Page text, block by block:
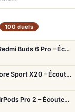
100 duels
Xiaomi Redmi Buds 6 Pro – Écouteurs ANC confortables au rapport qualité-prix solide
Soundcore Sport X20 – Écouteurs Sport IP68 ANC Fit Sécurisé Ultime
Apple AirPods Pro 2 – Écouteurs True Wireless ANC USB-C Blancs